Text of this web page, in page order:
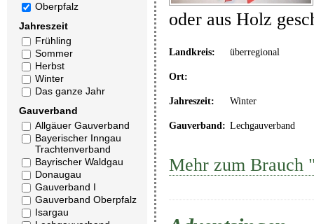
Oberpfalz
Jahreszeit
Frühling
Sommer
Herbst
Winter
Das ganze Jahr
Gauverband
Allgäuer Gauverband
Bayerischer Inngau
Trachtenverband
Bayrischer Waldgau
Donaugau
Gauverband I
Gauverband Oberpfalz
Isargau
oder aus Holz
Landkreis: überregional
Ort:
Jahreszeit: Winter
Gauverband: Lechgauverband
Mehr zum Brauch